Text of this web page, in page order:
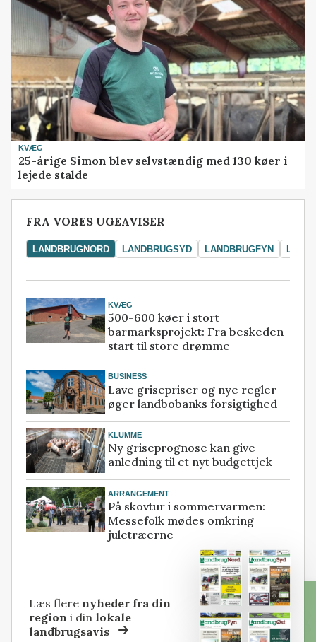
KVÆG
25-årige Simon blev selvstændig med 130 køer i
lejede stalde
FRA VORES UGEAVISER
LANDBRUGNORD LANDBRUGSYD LANDBRUGFYN
KVÆG
500-600 køer i stort
barmarksprojekt: Fra beskeden
start til store drømme
BUSINESS
Lave grisepriser og nye regler
øger landbobanks forsigtighed
KLUMME
Ny griseprognose kan give
anledning til et nyt budgettjek
ARRANGEMENT
På skovtur i sommervarmen:
Messefolk mødes omkring
juletræerne
Læs flere nyheder fra din
region i dinlokale
landbrugsavis